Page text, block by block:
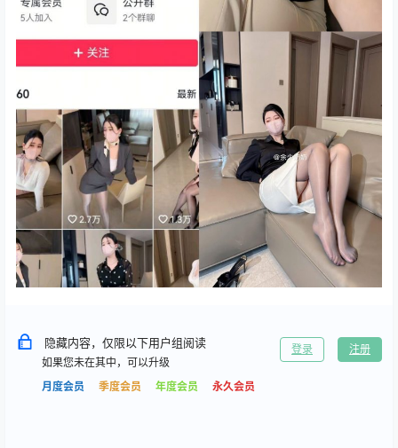
隐藏内容，仅限以下用户组阅读
如果您未在其中，可以升级
月度会员
季度会员 年度会员 永久会员
登录 注册